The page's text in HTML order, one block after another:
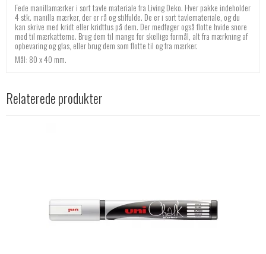
Fede manillamærker i sort tavle materiale fra Living Deko. Hver pakke indeholder
4 stk. manilla mærker, der er rå og stilfulde. De er i sort tavlemateriale, og du
kan skrive med kridt eller kridttus på dem. Der medføger også flotte hvide snore
med til mærkatterne. Brug dem til mange for skellige formål, alt fra mærkning af
opbevaring og glas, eller brug dem som flotte til og fra mærker.
Mål: 80 x 40 mm.
Relaterede produkter